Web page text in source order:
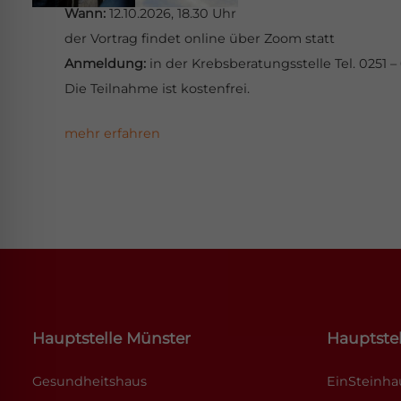
Wann: 12.10.2026, 18.30 Uhr
der Vortrag findet online über Zoom statt
Anmeldung: in der Krebsberatungsstelle Tel. 0251 –
Die Teilnahme ist kostenfrei.
mehr erfahren
Hauptstelle Münster
Gesundheitshaus